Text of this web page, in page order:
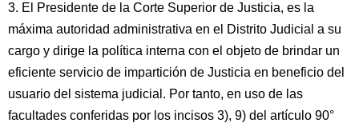
3. El Presidente de la Corte Superior de Justicia, es la
máxima autoridad administrativa en el Distrito Judicial a su
cargo y dirige la política interna con el objeto de brindar un
eficiente servicio de impartición de Justicia en beneficio del
usuario del sistema judicial. Por tanto, en uso de las
facultades conferidas por los incisos 3), 9) del artículo 90°